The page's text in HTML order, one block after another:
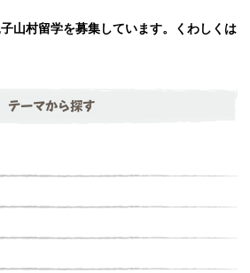
山村留学を募集しています。くわしくは
テーマから探す